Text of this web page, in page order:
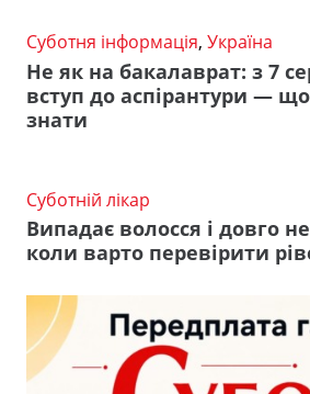
Суботня інформація, Україна
Не як на бакалаврат: з 7
вступ до аспірантури —
знати
Суботній лікар
Випадає волосся і довго
коли варто перевірити